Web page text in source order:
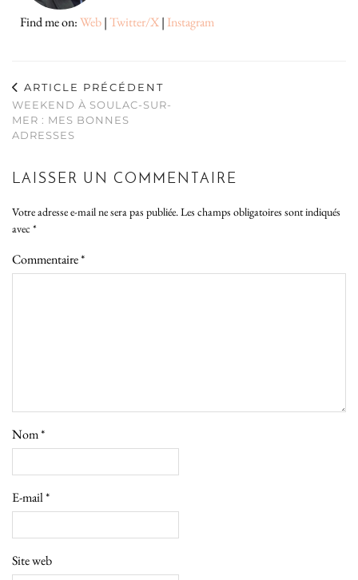
Find me on:Web|Twitter/X| Instagram
ARTICLE PRÉCÉDENT
WEEKEND À SOULAC-SUR-
MER : MES BONNES
ADRESSES
LAISSER UN COMMENTAIRE
Votre adresse e-mail ne sera pas publiée.Les champs obligatoires sont indiqués
avec *
Commentaire*
Nom*
E-mail*
Site web